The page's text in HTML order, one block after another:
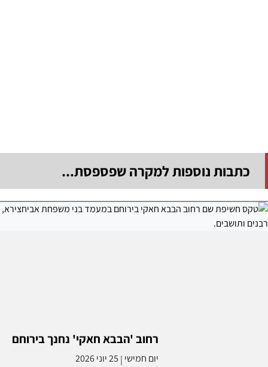
כתבות נוספות למקרה שפספסת...
רחוב 'הבבא חאקי' נחנך בירוחם
יום חמישי | 25 יוני 2026